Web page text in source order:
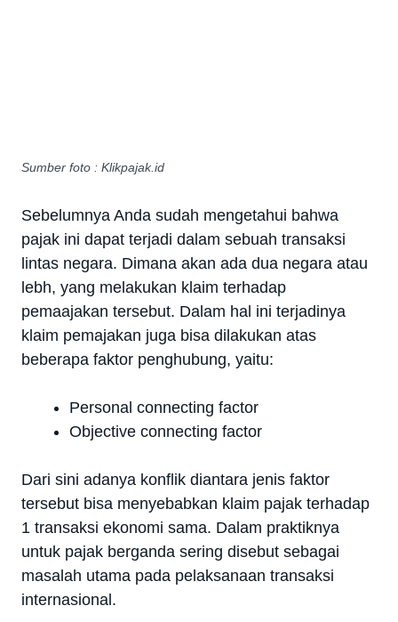
Sumber foto : Klikpajak.id
Sebelumnya Anda sudah mengetahui bahwa
pajak ini dapat terjadi dalam sebuah transaksi
lintas negara. Dimana akan ada dua negara atau
lebh, yang melakukan klaim terhadap
pemaajakan tersebut. Dalam hal ini terjadinya
klaim pemajakan juga bisa dilakukan atas
beberapa faktor penghubung, yaitu:
Personal connecting factor
Objective connecting factor
Dari sini adanya konflik diantara jenis faktor
tersebut bisa menyebabkan klaim pajak terhadap
1 transaksi ekonomi sama. Dalam praktiknya
untuk pajak berganda sering disebut sebagai
masalah utama pada pelaksanaan transaksi
internasional.